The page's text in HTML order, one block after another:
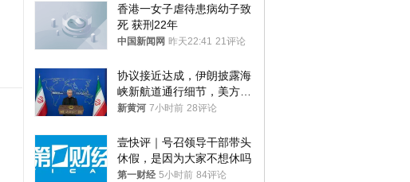
香港一女子虐待患病幼子致
死 获刑22年
中国新闻网 昨天22:41 21评论
协议接近达成，伊朗披露海
峡新航道通行细节，美方再
提“倒计时”
新黄河 7小时前 28评论
壹快评｜号召领导干部带头
休假，是因为大家不想休吗
第一财经 5小时前 84评论